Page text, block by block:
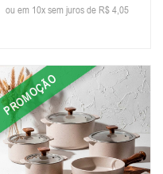
ou em 10x sem juros de R$ 4,05
PROMOÇÃO